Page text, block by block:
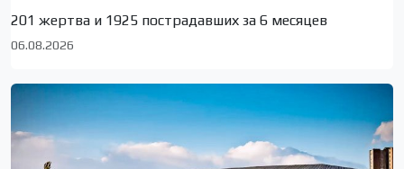
201 жертва и 1925 пострадавших за 6 месяцев
06.08.2026